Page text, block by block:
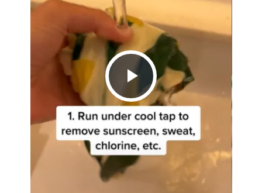
Play
Video